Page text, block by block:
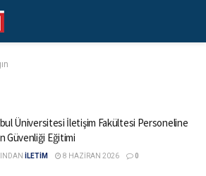
Üniversitesi İletişim Fakültesi Personeline
Güvenliği Eğitimi
İLETİM 8 HAZIRAN 2026 0